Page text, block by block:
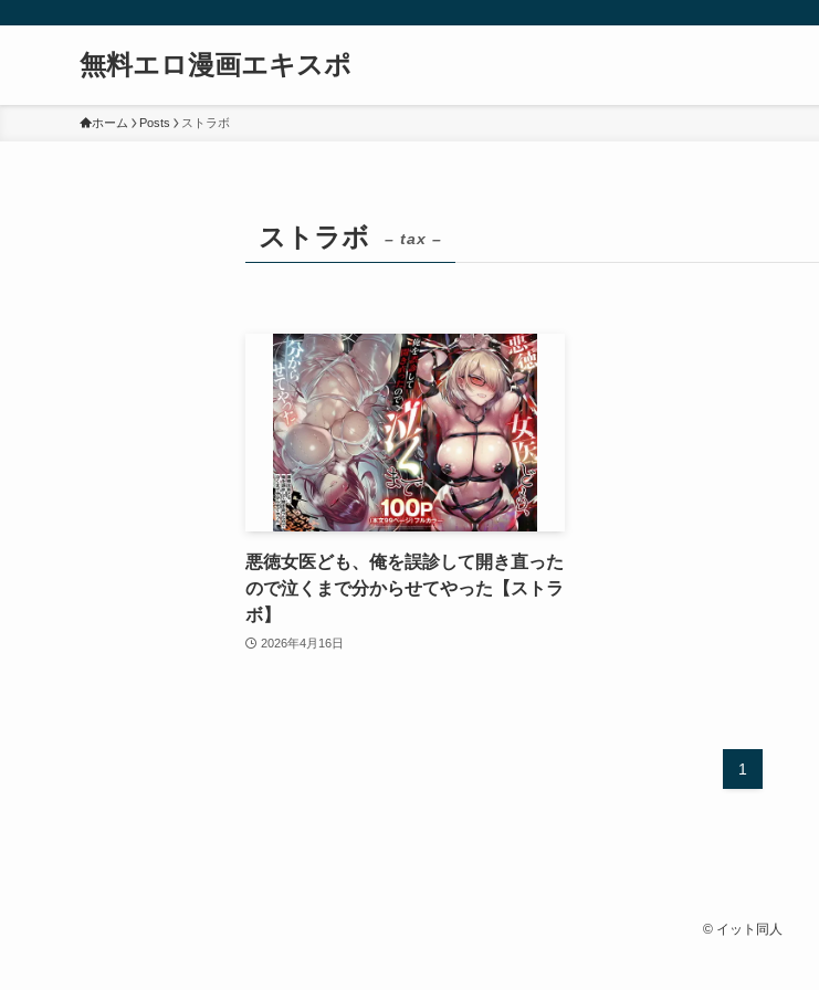
無料エロ漫画エキスポ
ホーム Posts ストラボ
ストラボ – tax –
悪徳女医ども、俺を誤診して開き直った
ので泣くまで分からせてやった【ストラ
ボ】
2026年4月16日
1
© イット同人